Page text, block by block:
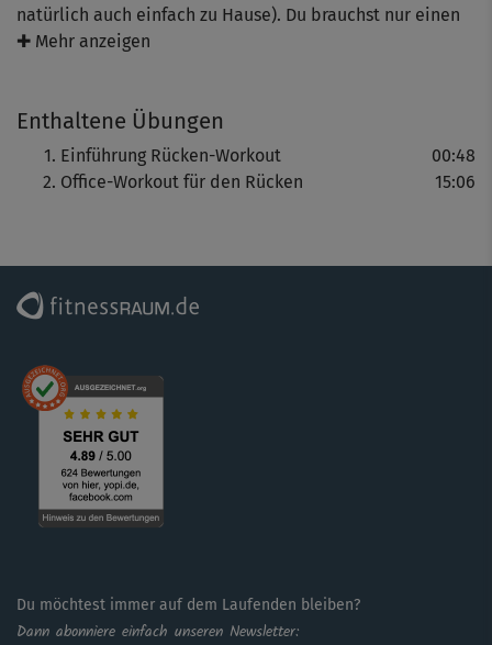
natürlich auch einfach zu Hause). Du brauchst nur einen
Stuhl dafür und eine Viertelstunde Zeit.
deinen unteren Rücken lockert (Schultern beim
Mitmachen lockerlassen). Die folgenden Rotations- und
Rollbewegungen, bei denen du die Arme dazunimmst,
löst dadurch Blockaden und Verspannungen.
Dehnungsübungen, die für mehr Länge, Weite und
Geschmeidigkeit sorgen. Du wirst sehen: Gerade nach
vielen Stunden vor dem Computer ist das eine echte
Wohltat.
✚ Mehr anzeigen
Enthaltene Übungen
Einführung Rücken-Workout
00:48
Office-Workout für den Rücken
15:06
Du möchtest immer auf dem Laufenden bleiben?
Dann abonniere einfach unseren Newsletter: